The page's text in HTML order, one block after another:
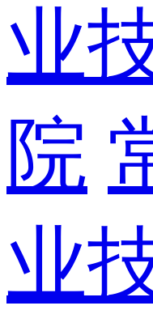
业
院
业